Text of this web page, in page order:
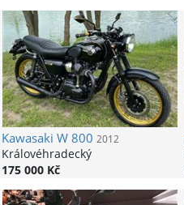
Kawasaki W 800 2012
Královéhradecký
175 000 Kč